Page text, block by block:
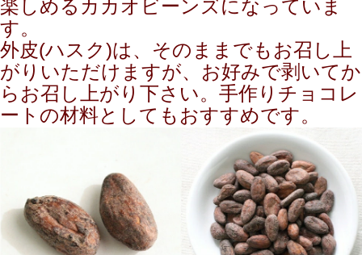
楽しめるカカオビーンズになっていま
す。
外皮(ハスク)は、そのままでもお召し上
がりいただけますが、お好みで剥いてか
らお召し上がり下さい。手作りチョコレ
ートの材料としてもおすすめです。